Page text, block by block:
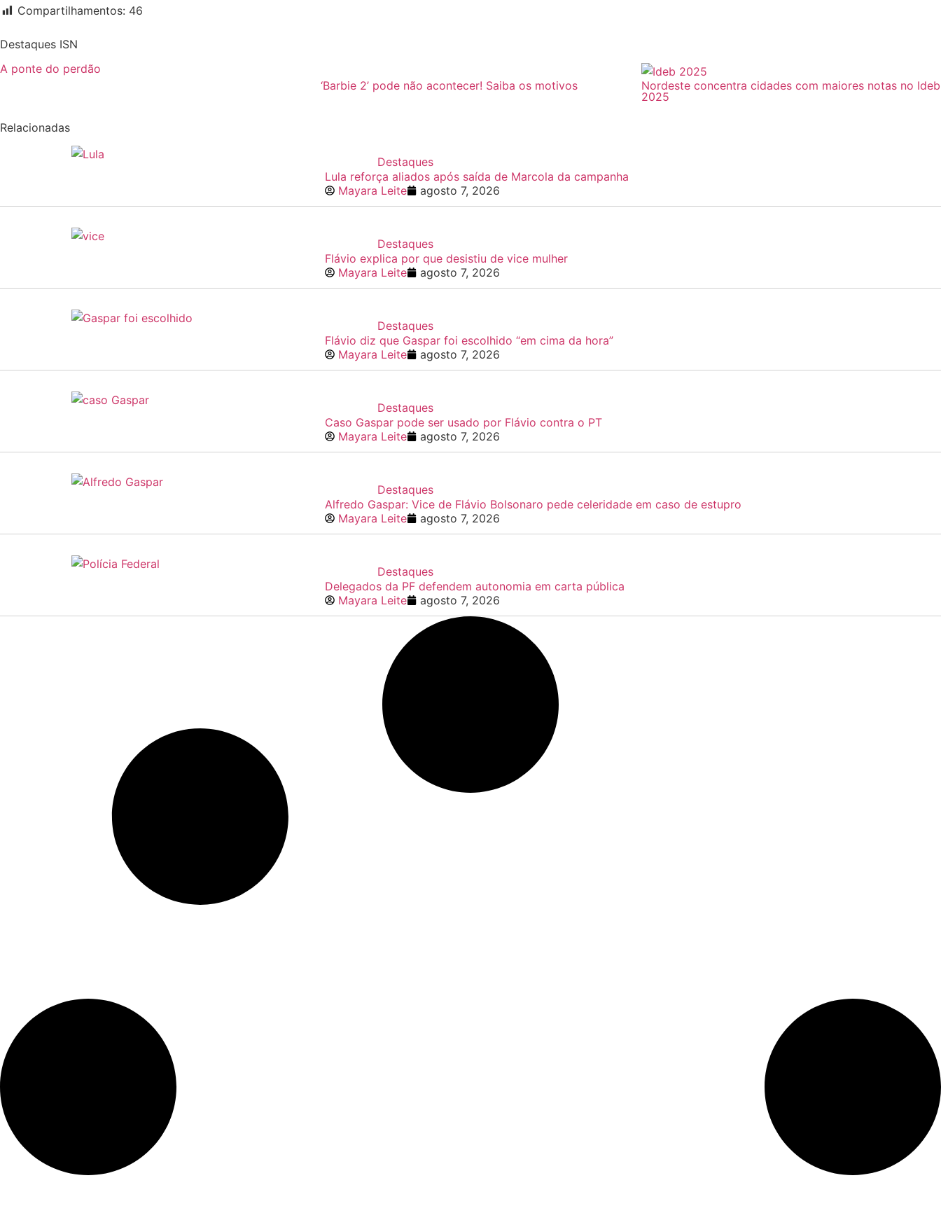
Compartilhamentos: 46
Destaques ISN
A ponte do perdão
‘Barbie 2’ pode não acontecer! Saiba os motivos
Nordeste concentra cidades com maiores notas no Ideb
2025
Relacionadas
Destaques
Lula reforça aliados após saída de Marcola da campanha
Mayara Leite
agosto 7, 2026
Destaques
Flávio explica por que desistiu de vice mulher
Mayara Leite
agosto 7, 2026
Destaques
Flávio diz que Gaspar foi escolhido “em cima da hora”
Mayara Leite
agosto 7, 2026
Destaques
Caso Gaspar pode ser usado por Flávio contra o PT
Mayara Leite
agosto 7, 2026
Destaques
Alfredo Gaspar: Vice de Flávio Bolsonaro pede celeridade em caso de estupro
Mayara Leite
agosto 7, 2026
Destaques
Delegados da PF defendem autonomia em carta pública
Mayara Leite
agosto 7, 2026